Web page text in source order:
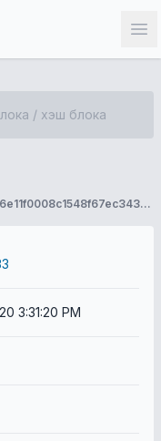
a50f0e08233410466976d472f9bfb8e9a8e6e11f0008c1548f67ec343ae9a768
3:31:20 PM